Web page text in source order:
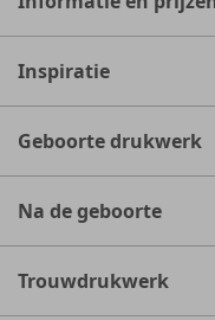
Inspiratie
Geboorte drukwerk
Na de geboorte
Trouwdrukwerk